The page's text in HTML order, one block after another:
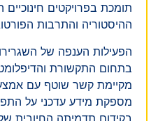
תומכת בפרויקטים
ההיסטוריה והתרבות
הפעילות הענפה של
בתחום התקשורת
מקיימת קשר שוטף עם
מספקת מידע עדכני על
בקידום תדמיתה החיובית